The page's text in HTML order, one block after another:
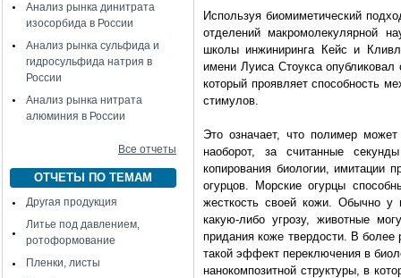
Анализ рынка динитрата
изосорбида в России
Анализ рынка сульфида и
гидросульфида натрия в
России
Анализ рынка нитрата
алюминия в России
Все отчеты
ОТЧЕТЫ ПО ТЕМАМ
Другая продукция
Литье под давлением,
ротоформование
Пленки, листы
Используя биомиметический
отделений макромолекулярной
школы инжиниринга Кейс и
имени Луиса Стоукса
который проявляет способность
стимулов.
Это означает, что полимер
наоборот, за считанные
копирования биологии, имитации
огурцов. Морские огурцы
жесткость своей кожи. Обычно у
какую-либо угрозу, животные
придания коже твердости. В более
такой эффект переключения в
нанокомпозитной структуры, в